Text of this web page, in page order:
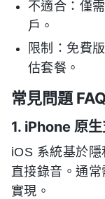
不適合：僅
戶。
限制：免費
估套餐。
常見問題 FAQ
1. iPhone 原
iOS 系統基於
直接錄音。通
實現。